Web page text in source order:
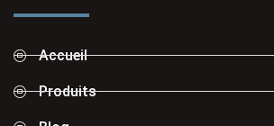
Accueil
Produits